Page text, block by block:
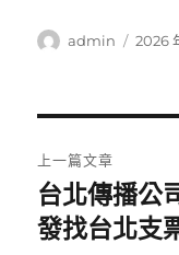
作
admin
發
2026
章
導
上一篇文章
上
一
台北傳播公
發找台北支